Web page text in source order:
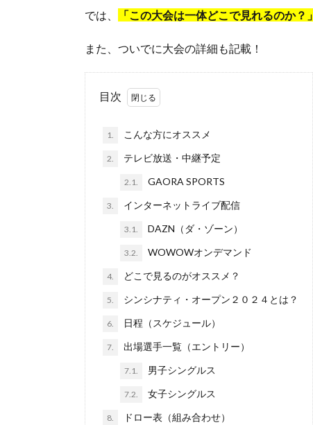
では、 「この大会は一体どこで見れるのか？」
また、ついでに大会の詳細も記載！
目次
1. こんな方にオススメ
2. テレビ放送・中継予定
2.1. GAORA SPORTS
3. インターネットライブ配信
3.1. DAZN（ダ・ゾーン）
3.2. WOWOWオンデマンド
4. どこで見るのがオススメ？
5. シンシナティ・オープン２０２４とは？
6. 日程（スケジュール）
7. 出場選手一覧（エントリー）
7.1. 男子シングルス
7.2. 女子シングルス
8. ドロー表（組み合わせ）